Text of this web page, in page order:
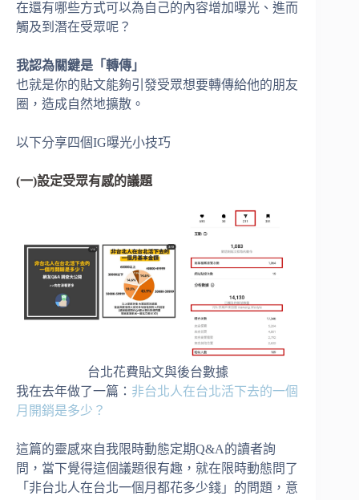
在還有哪些方式可以為自己的內容增加曝光、進而
觸及到潛在受眾呢？
我認為關鍵是「轉傳」
也就是你的貼文能夠引發受眾想要轉傳給他的朋友
圈，造成自然地擴散。
以下分享四個IG曝光小技巧
(一)設定受眾有感的議題
台北花費貼文與後台數據
我在去年做了一篇： 非台北人在台北活下去的一個
月開銷是多少？
這篇的靈感來自我限時動態定期Q&A的讀者詢
問，當下覺得這個議題很有趣，就在限時動態問了
「非台北人在台北一個月都花多少錢」的問題，意